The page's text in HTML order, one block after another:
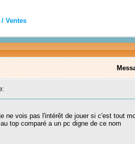
Ventes
ne vois pas l'intérêt de jouer si c'est tout
top comparé a un pc digne de ce nom